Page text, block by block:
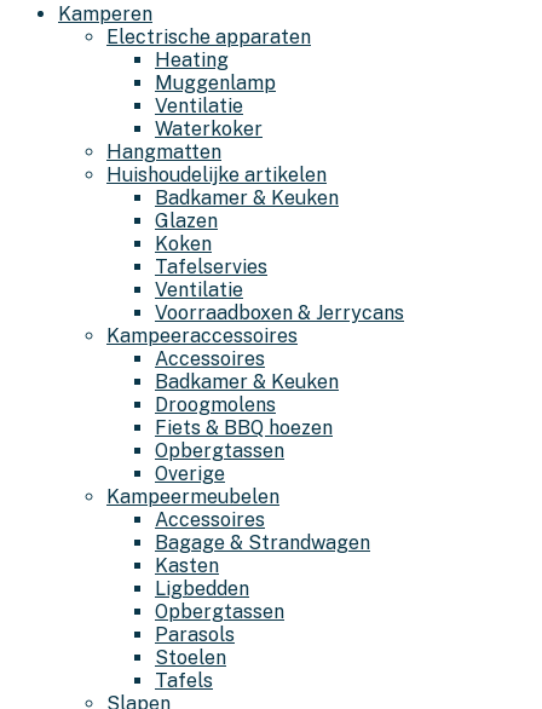
Kamperen
Electrische apparaten
Heating
Muggenlamp
Ventilatie
Waterkoker
Hangmatten
Huishoudelijke artikelen
Badkamer & Keuken
Glazen
Koken
Tafelservies
Ventilatie
Voorraadboxen & Jerrycans
Kampeeraccessoires
Accessoires
Badkamer & Keuken
Droogmolens
Fiets & BBQ hoezen
Opbergtassen
Overige
Kampeermeubelen
Accessoires
Bagage & Strandwagen
Kasten
Ligbedden
Opbergtassen
Parasols
Stoelen
Tafels
Slapen